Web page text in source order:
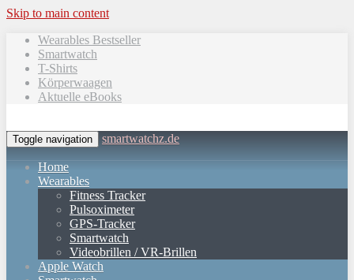
Skip to main content
Wearables Bestseller
Smartwatch
T-Shirts
Körperwaagen
Aktuelle eBooks
Toggle navigation smartwatchz.de
Home
Wearables
Fitness Tracker
Pulsoximeter
GPS-Tracker
Smartwatch
Videobrillen / VR-Brillen
Apple Watch